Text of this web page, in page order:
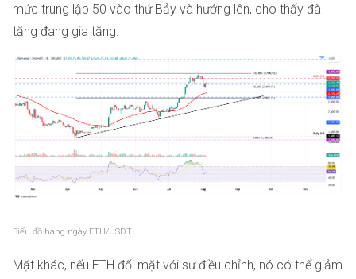
mức trung lập 50 vào thứ Bảy và hướng lên, cho thấy đà
tăng đang gia tăng.
Biểu đồ hàng ngày ETH/USDT
Mặt khác, nếu ETH đối mặt với sự điều chỉnh, nó có thể giảm